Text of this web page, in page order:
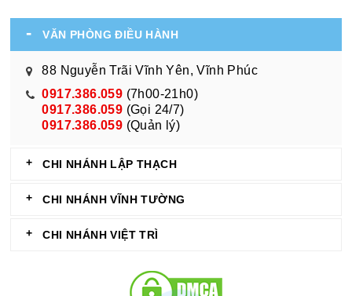
VĂN PHÒNG ĐIỀU HÀNH
88 Nguyễn Trãi Vĩnh Yên, Vĩnh Phúc
0917.386.059 (7h00-21h0)
0917.386.059 (Gọi 24/7)
0917.386.059 (Quản lý)
CHI NHÁNH LẬP THẠCH
CHI NHÁNH VĨNH TƯỜNG
CHI NHÁNH VIỆT TRÌ